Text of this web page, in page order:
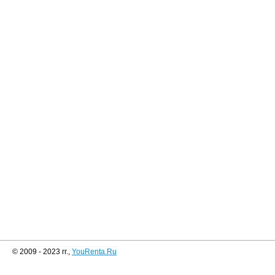
© 2009 - 2023 гг., YouRenta.Ru